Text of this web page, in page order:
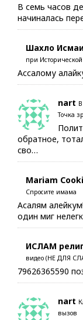
В семь часов
начиналась
Шахло
при
Ассалому
nart
Точка
обратное,
сво…
Mariam
Спросите имама
Асалям
один миг
ИСЛАМ
видео (НЕ ДЛЯ
79626365590
nart
вызов